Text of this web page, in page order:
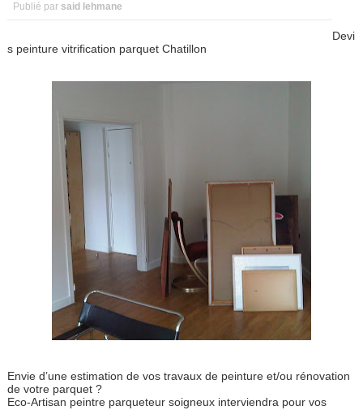
Publié par said lehmane
Devi
s peinture vitrification parquet Chatillon
Envie d’une estimation de vos travaux de peinture et/ou rénovation
de votre parquet ?
Eco-Artisan peintre parqueteur soigneux interviendra pour vos